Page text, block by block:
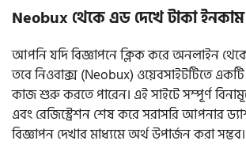
Neobux থেকে এড দেখে টাকা ইনকাম
আপনি যদি বিজ্ঞাপনে ক্লিক করে অনলাইন
তবে নিওবাক্স (Neobux) ওয়েবসাইটটিতে
কাজ শুরু করতে পারেন। এই সাইটে সম্পূর্ণ
এবং রেজিস্ট্রেশন শেষ করে সরাসরি আপনার
বিজ্ঞাপন দেখার মাধ্যমে অর্থ উপার্জন করা সম্ভব।